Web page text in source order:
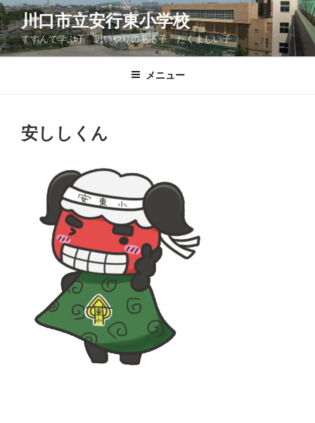
コ
ン
テ
ン
川口市立安行東小学校
すすんで学ぶ子 思いやりのある子 たくましい子
メニュー
安ししくん